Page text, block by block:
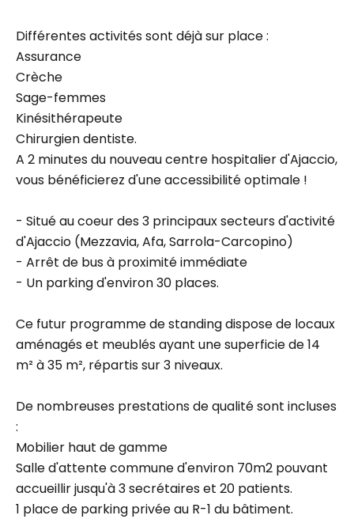
Différentes activités sont déjà sur place :
Assurance
Crèche
Sage-femmes
Kinésithérapeute
Chirurgien dentiste.
A 2 minutes du nouveau centre hospitalier d'Ajaccio,
vous bénéficierez d'une accessibilité optimale !
- Situé au coeur des 3 principaux secteurs d'activité
d'Ajaccio (Mezzavia, Afa, Sarrola-Carcopino)
- Arrêt de bus à proximité immédiate
- Un parking d'environ 30 places.
Ce futur programme de standing dispose de locaux
aménagés et meublés ayant une superficie de 14
m² à 35 m², répartis sur 3 niveaux.
De nombreuses prestations de qualité sont incluses
:
Mobilier haut de gamme
Salle d'attente commune d'environ 70m2 pouvant
accueillir jusqu'à 3 secrétaires et 20 patients.
1 place de parking privée au R-1 du bâtiment.